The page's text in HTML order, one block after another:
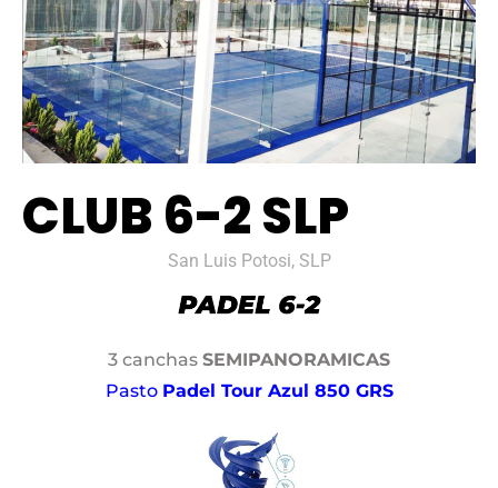
CLUB 6-2 SLP
San Luis Potosi, SLP
3 canchas SEMIPANORAMICAS
Pasto Padel Tour Azul 850 GRS